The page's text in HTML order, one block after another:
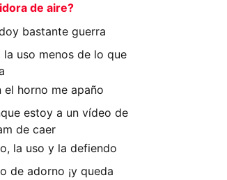
de aire?
bastante guerra
la uso menos de lo que
el horno me apaño
estoy a un vídeo de
de caer
la uso y la defiendo
de adorno ¡y queda